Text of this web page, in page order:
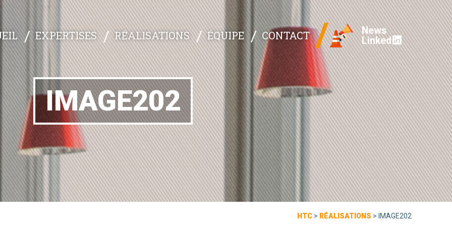
EXPERTISES RÉALISATIONS ÉQUIPE CONTACT
News
Linked
IMAGE202
HTC > RÉALISATIONS > IMAGE202